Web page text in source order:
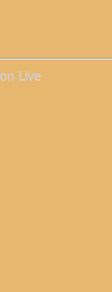
Live